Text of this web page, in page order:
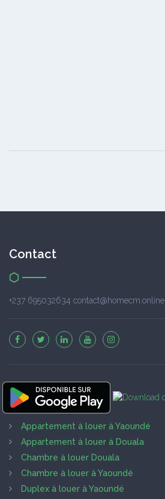
Contact
+237 695032634 contact@homecm.online
Appartement à louer à Yaoundé
Appartement à louer à Douala
Chambre à louer Douala
Chambre à louer à Yaoundé
Duplex à louer à Yaoundé